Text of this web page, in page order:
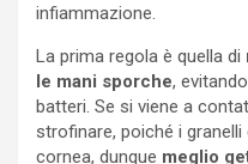
infiammazione.
La prima regola è quella di
le mani sporche,
batteri. Se si viene a
strofinare, poiché i
cornea, dunque meglio